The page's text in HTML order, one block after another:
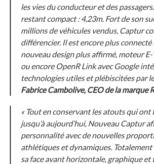
les vies du conducteur et des
restant compact : 4,23m. Fort de son
millions de véhicules vendus, Captur
différencier. Il est encore plus
nouveau design plus affirmé, moteur
ou encore OpenR Link avec Google
technologies utiles et plébiscitées par
Fabrice Cambolive, CEO de la marque
« Tout en conservant les atouts qui ont
jusqu’à aujourd’hui, Nouveau Captur
personnalité avec de nouvelles
athlétiques et dynamiques.
sa face avant horizontale, graphique